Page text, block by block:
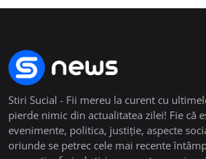
Stiri Sucial - Fii mereu la curent cu
pierde nimic din actualitatea zilei! Fie că
evenimente, politica, justiție, aspecte
oriunde se petrec cele mai recente